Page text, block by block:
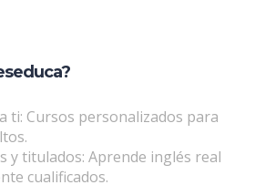
ti: Cursos personalizados para
y titulados: Aprende inglés real
cualificados.